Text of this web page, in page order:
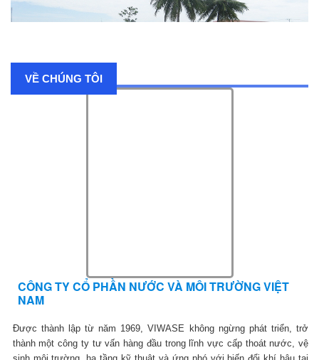
VỀ CHÚNG TÔI
CÔNG TY CỔ PHẦN NƯỚC VÀ MÔI TRƯỜNG VIỆT
NAM
Được thành lập từ năm 1969, VIWASE không ngừng phát triển, trở
thành một công ty tư vấn hàng đầu trong lĩnh vực cấp thoát nước, vệ